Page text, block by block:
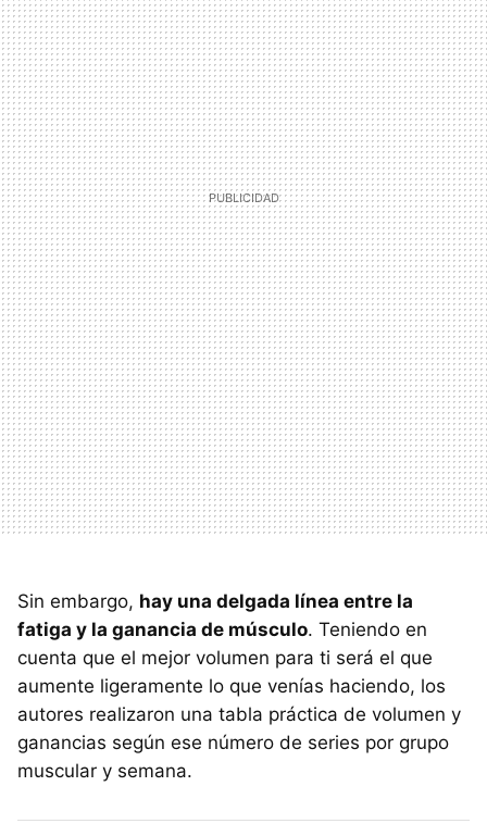
Sin embargo, hay una delgada línea entre la
fatiga y la ganancia de músculo. Teniendo en
cuenta que el mejor volumen para ti será el que
aumente ligeramente lo que venías haciendo, los
autores realizaron una tabla práctica de volumen y
ganancias según ese número de series por grupo
muscular y semana.